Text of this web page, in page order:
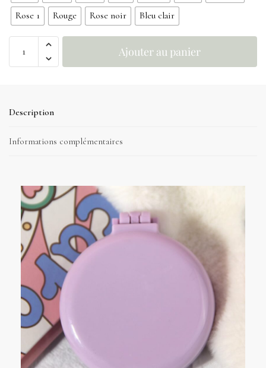
Rose 1
Rouge Rose noir Bleu clair
Ajouter au panier
Description
Informations complémentaires